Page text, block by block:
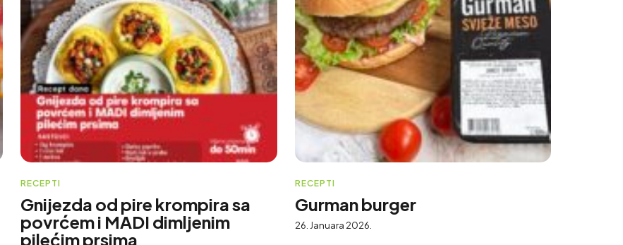
RECEPTI
Gnijezda od pire krompira sa
povrćem i MADI dimljenim
pilećim prsima
RECEPTI
Gurman burger
26. Januara 2026.